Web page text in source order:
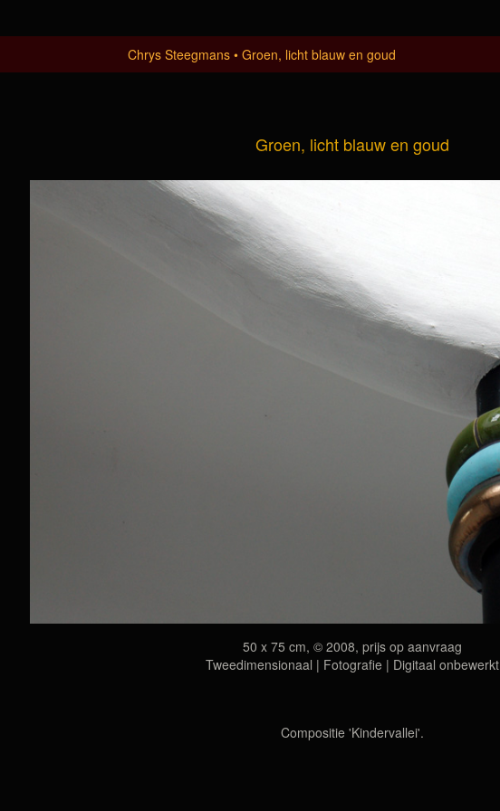
Chrys Steegmans Groen, licht blauw en goud
Groen, licht blauw en goud
50 x 75 cm, © 2008, prijs op aanvraag
Tweedimensionaal | Fotografie | Digitaal onbewerkt
Compositie 'Kindervallei'.